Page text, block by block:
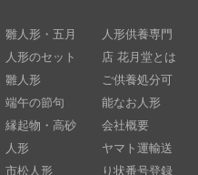
雛人形・五月
人形のセット
雛人形
端午の節句
縁起物・高砂
人形
市松人形
人形供養専門
店 花月堂とは
ご供養処分可
能なお人形
会社概要
ヤマト運輸送
り状番号登録